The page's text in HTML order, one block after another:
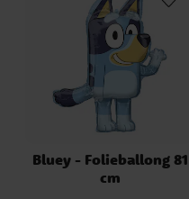
Bluey - Folieballong 81
cm